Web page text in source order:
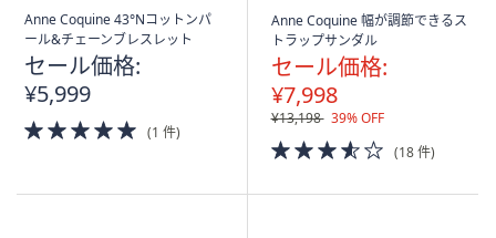
Anne Coquine 43°Nコットンパ
ール&チェーンブレスレット
セール価格:
¥5,999
5.0
of
(1 件)
Anne Coquine 幅が調節できるス
トラップサンダル
セール価格:
¥7,998
¥13,198 39% OFF
3.5
of
(18 件)